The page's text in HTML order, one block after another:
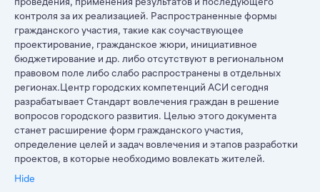
контроля за их реализацией. Распространенные формы
гражданского участия, такие как соучаствующее
проектирование, гражданское жюри, инициативное
бюджетирование и др. либо отсутствуют в региональном
правовом поле либо слабо распространены в отдельных
регионах.Центр городских компетенций АСИ сегодня
разрабатывает Стандарт вовлечения граждан в решение
вопросов городского развития. Целью этого документа
станет расширение форм гражданского участия,
определение целей и задач вовлечения и этапов разработки
проектов, в которые необходимо вовлекать жителей.
Hide